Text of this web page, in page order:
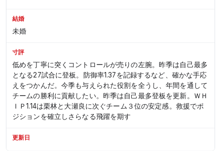
結婚
未婚
寸評
低めを丁寧に突くコントロールが売りの左腕。昨季は自己最多
となる27試合に登板。防御率1.37を記録するなど、確かな手応
えをつかんだ。今季も与えられた役割を全うし、年間を通して
チームの勝利に貢献したい。 昨季は自己最多登板を更新。ＷＨ
ＩＰ1.14は栗林と大瀬良に次ぐチーム３位の安定感。救援でポ
ジションを確立しさらなる飛躍を期す
更新日